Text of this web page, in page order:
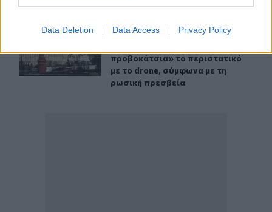
Data Deletion Data Access Privacy Policy
Βερολίνο: «Στημένη προβοκάτσια» το περιστατικό
ΚΟΣΜΟΣ 09:27
προβοκάτσια» το περιστατικό
με το drone, σύμφωνα με τη
ρωσική πρεσβεία